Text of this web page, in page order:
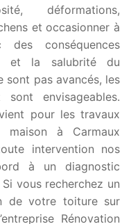
déformations,
et occasionner à
conséquences
et la salubrité du
sont pas avancés, les
envisageables.
pour les travaux
à Carmaux
intervention nos
à un diagnostic
vous recherchez un
de votre toiture sur
Rénovation